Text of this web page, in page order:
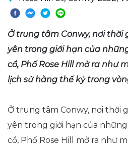
Ở trung tâm Conwy, nơi
yên trong giới hạn của
cổ, Phố Rose Hill mở ra như
lịch sử hàng thế kỷ trong
Ở trung tâm Conwy, nơi thời
yên trong giới hạn của
cổ, Phố Rose Hill mở ra như